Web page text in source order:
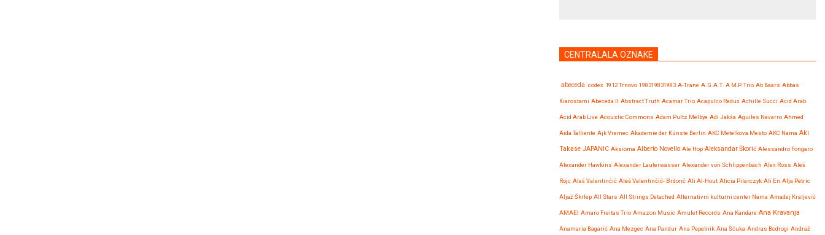
CENTRALALA OZNAKE
.abeceda .codex 1912 Trnovo 198319831983 A-Trane A.G.A.T. A.M.P. Trio Ab Baars Abbas
Kiarostami Abeceda II Abstract Truth Acamar Trio Acapulco Redux Achille Succi Acid Arab
Acid Arab Live Acoustic Commons Adam Pultz Melbye Adi Jakša Aguiles Navarro Ahmed
Aida Talliente Ajk Vremec Akademie der Künste Berlin AKC Metelkova Mesto AKC Nama Aki
Takase JAPANIC Aksioma Alberto Novello Ale Hop Aleksandar Škorić Alessandro Fongaro
Alexander Hawkins Alexander Lauterwasser Alexander von Schlippenbach Alex Ross Aleš
Rojc Aleš Valentinčič Aleš Valentinčič- Brdonč Ali Al-Hout Alicia Pilarczyk Ali En Alja Petric
Aljaž Škrlep All Stars All Strings Detached Alternativni kulturni center Nama Amadej Kraljevič
AMAEI Amaro Freitas Trio Amazon Music Amulet Records Ana Kandare Ana Kravanja
Anamaria Bagarić Ana Mezgec Ana Pandur Ana Pepelnik Ana Ščuka Andras Bodrogi Andraž